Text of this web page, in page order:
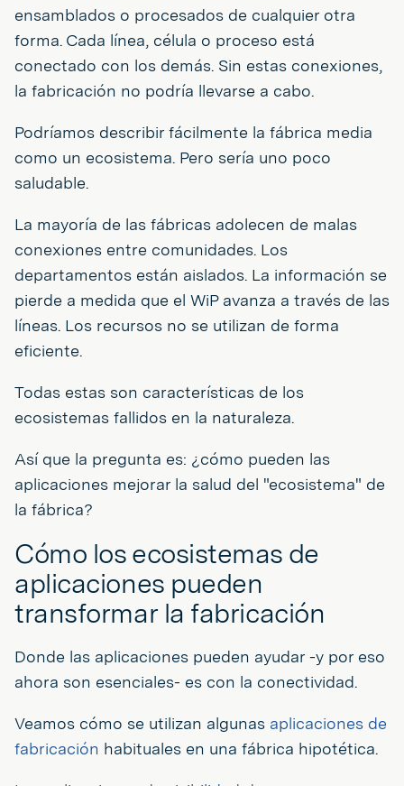
ensamblados o procesados de cualquier otra
forma. Cada línea, célula o proceso está
conectado con los demás. Sin estas conexiones,
la fabricación no podría llevarse a cabo.
Podríamos describir fácilmente la fábrica media
como un ecosistema. Pero sería uno poco
saludable.
La mayoría de las fábricas adolecen de malas
conexiones entre comunidades. Los
departamentos están aislados. La información se
pierde a medida que el WiP avanza a través de las
líneas. Los recursos no se utilizan de forma
eficiente.
Todas estas son características de los
ecosistemas fallidos en la naturaleza.
Así que la pregunta es: ¿cómo pueden las
aplicaciones mejorar la salud del "ecosistema" de
la fábrica?
Cómo los ecosistemas de
aplicaciones pueden
transformar la fabricación
Donde las aplicaciones pueden ayudar -y por eso
ahora son esenciales- es con la conectividad.
Veamos cómo se utilizan algunas aplicaciones de
fabricación habituales en una fábrica hipotética.